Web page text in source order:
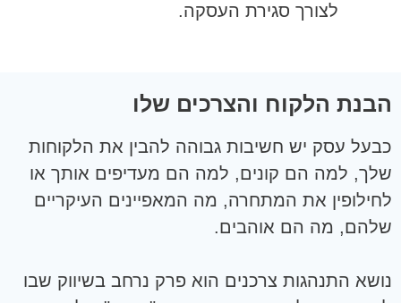
לצורך סגירת העסקה.
הבנת הלקוח והצרכים שלו
כבעל עסק יש חשיבות גבוהה להבין את הלקוחות
שלך, למה הם קונים, למה הם מעדיפים אותך או
לחילופין את המתחרה, מה המאפיינים העיקריים
שלהם, מה הם אוהבים.
נושא התנהגות צרכנים הוא פרק נרחב בשיווק שבו